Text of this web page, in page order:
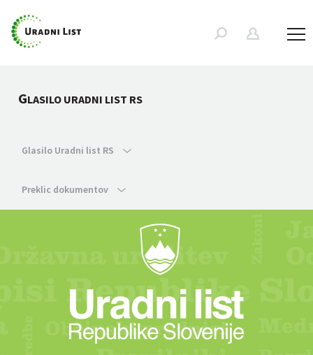
GLASILO URADNI LIST RS
Glasilo Uradni list RS
Preklic dokumentov